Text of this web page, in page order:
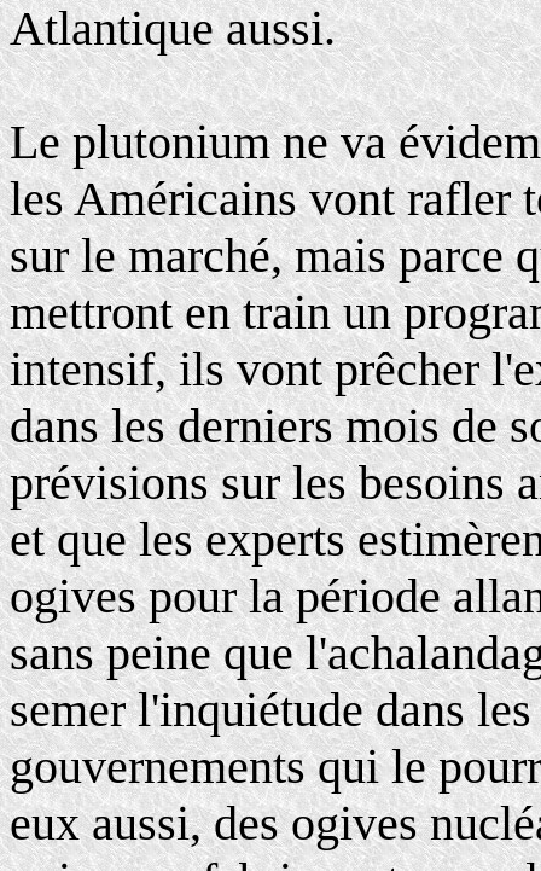
Atlantique aussi.
Le plutonium ne va
les Américains vont rafler
sur le marché, mais parce
mettront en train un
intensif, ils vont prêcher
dans les derniers mois de
prévisions sur les besoins
et que les experts
ogives pour la période
sans peine que
semer l'inquiétude dans
gouvernements qui le
eux aussi, des ogives